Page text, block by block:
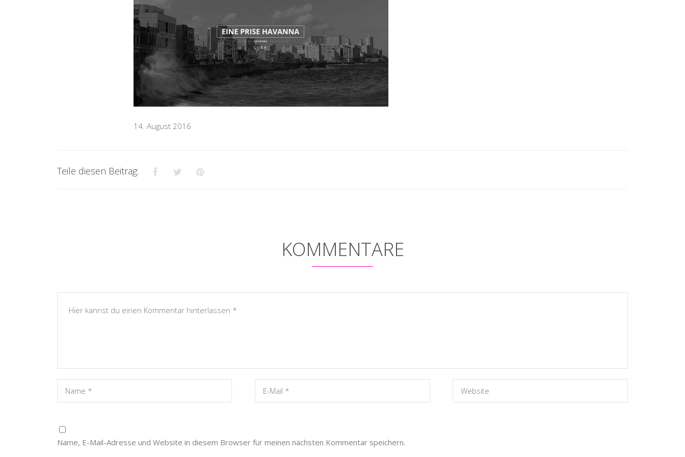
14. August 2016
Teile diesen Beitrag:
KOMMENTARE
Name, E-Mail-Adresse und Website in diesem Browser für meinen nächsten Kommentar speichern.